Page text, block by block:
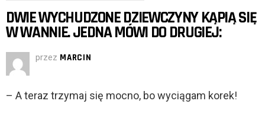
DWIE WYCHUDZONE DZIEWCZYNY KĄPIĄ SIĘ
W WANNIE. JEDNA MÓWI DO DRUGIEJ:
przez MARCIN
– A teraz trzymaj się mocno, bo wyciągam korek!